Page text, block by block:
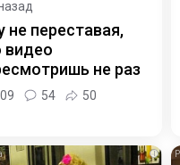
не переставая,
видео
не раз
54 50
i